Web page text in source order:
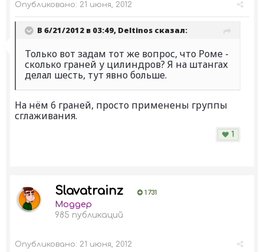
Опубликовано: 21 июня, 2012
В 6/21/2012 в 03:49, Deltinos сказал:
Только вот задам тот же вопрос, что Роме -
сколько граней у цилиндров? Я на штангах
делал шесть, тут явно больше.
На нём 6 граней, просто применены группы
сглаживания.
1
Slavatrainz 1 731
Моддер
985 публикаций
Опубликовано: 21 июня, 2012